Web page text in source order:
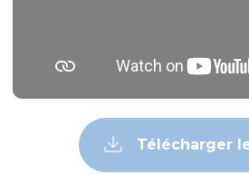
Télécharger